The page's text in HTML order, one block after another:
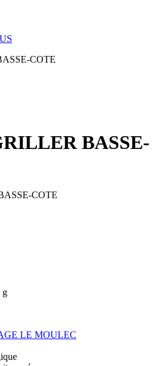
COTE
BASSE-
g
LE MOULEC